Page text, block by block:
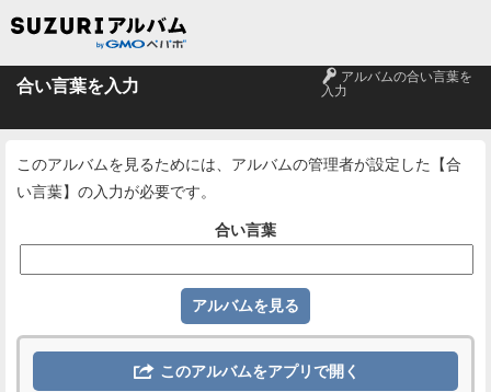
合い言葉を入力 🔑 アルバムの合い言葉を
入力
このアルバムを見るためには、アルバムの管理者が設定した【合
い言葉】の入力が必要です。
合い言葉
 このアルバムをアプリで開く